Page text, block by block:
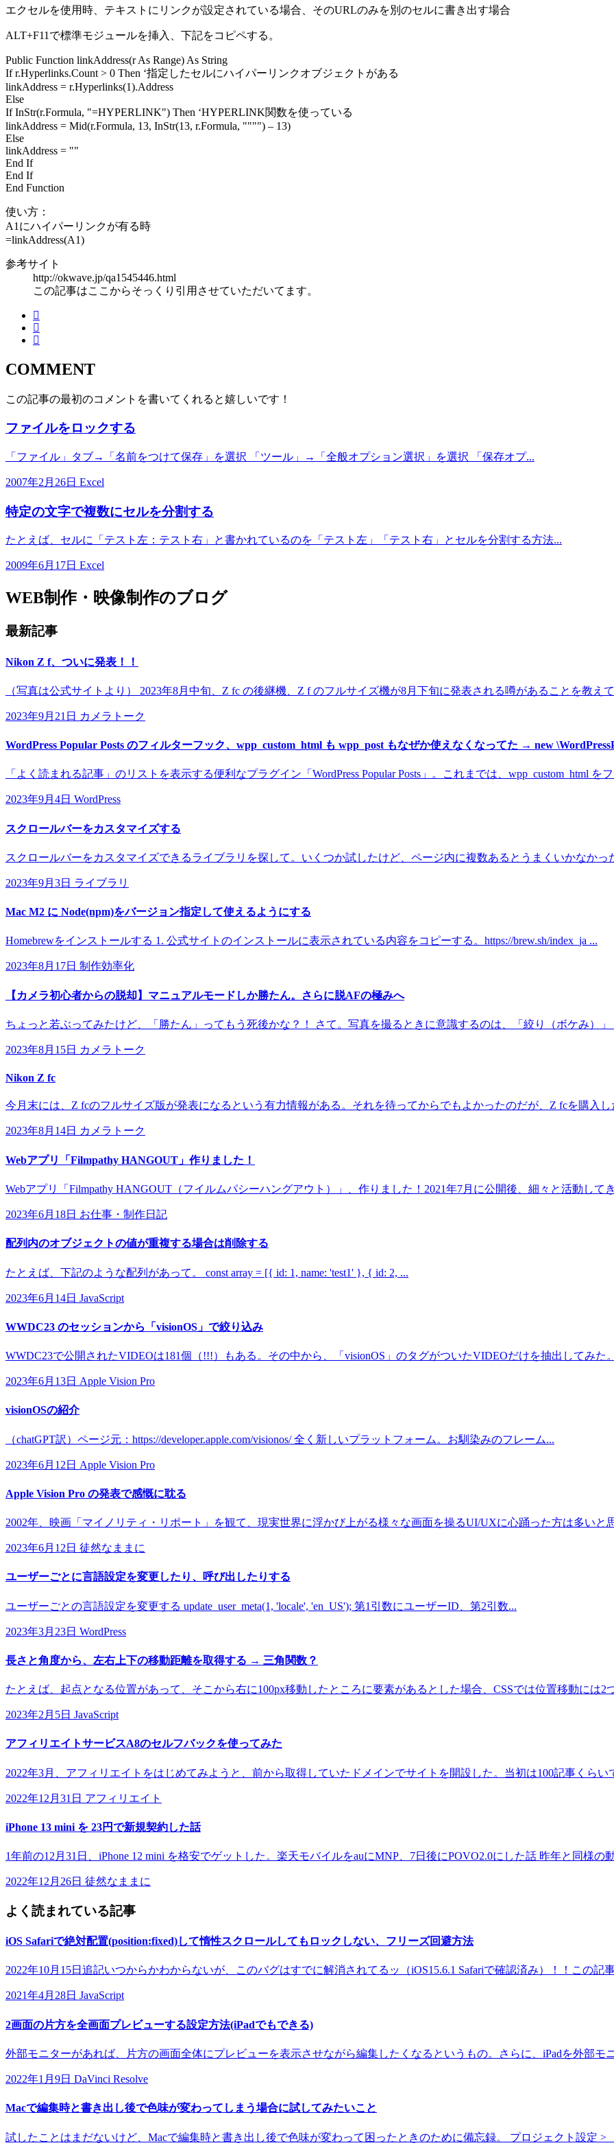
エクセルを使用時、テキストにリンクが設定されている場合、そのURLのみを別のセルに書き出す場合
ALT+F11で標準モジュールを挿入、下記をコピペする。
Public Function linkAddress(r As Range) As String
If r.Hyperlinks.Count > 0 Then ‘指定したセルにハイパーリンクオブジェクトがある
linkAddress = r.Hyperlinks(1).Address
Else
If InStr(r.Formula, "=HYPERLINK") Then ‘HYPERLINK関数を使っている
linkAddress = Mid(r.Formula, 13, InStr(13, r.Formula, """") – 13)
Else
linkAddress = ""
End If
End If
End Function
使い方：
A1にハイパーリンクが有る時
=linkAddress(A1)
参考サイト
http://okwave.jp/qa1545446.html
この記事はここからそっくり引用させていただいてます。
COMMENT
この記事の最初のコメントを書いてくれると嬉しいです！
ファイルをロックする
「ファイル」タブ→「名前をつけて保存」を選択 「ツール」→「全般オプション選択」を選択 「保存オプ...
2007年2月26日 Excel
特定の文字で複数にセルを分割する
たとえば、セルに「テスト左：テスト右」と書かれているのを「テスト左」「テスト右」とセルを分割する方法...
2009年6月17日 Excel
WEB制作・映像制作のブログ
最新記事
Nikon Z f、ついに発表！！
（写真は公式サイトより） 2023年8月中旬、Z fc の後継機、Z f のフルサイズ機が8月下旬に発表される噂があることを教え
2023年9月21日 カメラトーク
WordPress Popular Posts のフィルターフック、wpp_custom_html も wpp_post もなぜか使えなくなってた → new
「よく読まれる記事」のリストを表示する便利なプラグイン「WordPress Popular Posts」。これまでは、wpp_custom_html を
2023年9月4日 WordPress
スクロールバーをカスタマイズする
スクロールバーをカスタマイズできるライブラリを探して。いくつか試したけど、ページ内に複数あるとうまくいかなか
2023年9月3日 ライブラリ
Mac M2 に Node(npm)をバージョン指定して使えるようにする
Homebrewをインストールする 1. 公式サイトのインストールに表示されている内容をコピーする。https://brew.sh/index_ja ...
2023年8月17日 制作効率化
【カメラ初心者からの脱却】マニュアルモードしか勝たん。さらに脱AFの極みへ
ちょっと若ぶってみたけど、「勝たん」ってもう死後かな？！ さて。写真を撮るときに意識するのは、「絞り（ボケみ）
2023年8月15日 カメラトーク
Nikon Z fc
今月末には、Z fcのフルサイズ版が発表になるという有力情報がある。それを待ってからでもよかったのだが、Z fcを購入
2023年8月14日 カメラトーク
Webアプリ「Filmpathy HANGOUT」作りました！
Webアプリ「Filmpathy HANGOUT（フイルムパシーハングアウト）」、作りました！2021年7月に公開後、細々と活動して
2023年6月18日 お仕事・制作日記
配列内のオブジェクトの値が重複する場合は削除する
たとえば、下記のような配列があって。 const array = [{ id: 1, name: 'test1' }, { id: 2, ...
2023年6月14日 JavaScript
WWDC23 のセッションから「visionOS」で絞り込み
WWDC23で公開されたVIDEOは181個（!!!）もある。その中から、「visionOS」のタグがついたVIDEOだけを抽出してみた
2023年6月13日 Apple Vision Pro
visionOSの紹介
（chatGPT訳）ページ元：https://developer.apple.com/visionos/ 全く新しいプラットフォーム。お馴染みのフレーム...
2023年6月12日 Apple Vision Pro
Apple Vision Pro の発表で感慨に耽る
2002年、映画「マイノリティ・リポート」を観て、現実世界に浮かび上がる様々な画面を操るUI/UXに心踊った方は多いと
2023年6月12日 徒然なままに
ユーザーごとに言語設定を変更したり、呼び出したりする
ユーザーごとの言語設定を変更する update_user_meta(1, 'locale', 'en_US'); 第1引数にユーザーID、第2引数...
2023年3月23日 WordPress
長さと角度から、左右上下の移動距離を取得する → 三角関数？
たとえば、起点となる位置があって、そこから右に100px移動したところに要素があるとした場合、CSSでは位置移動には2
2023年2月5日 JavaScript
アフィリエイトサービスA8のセルフバックを使ってみた
2022年3月、アフィリエイトをはじめてみようと、前から取得していたドメインでサイトを開設した。当初は100記事くら
2022年12月31日 アフィリエイト
iPhone 13 mini を 23円で新規契約した話
1年前の12月31日、iPhone 12 mini を格安でゲットした。楽天モバイルをauにMNP、7日後にPOVO2.0にした話 昨年と同様の
2022年12月26日 徒然なままに
よく読まれている記事
iOS Safariで絶対配置(position:fixed)して惰性スクロールしてもロックしない、フリーズ回避方法
2022年10月15日追記いつからかわからないが、このバグはすでに解消されてるッ（iOS15.6.1 Safariで確認済み）！！この記
2021年4月28日 JavaScript
2画面の片方を全画面プレビューする設定方法(iPadでもできる)
外部モニターがあれば、片方の画面全体にプレビューを表示させながら編集したくなるというもの。さらに、iPadを外部モ
2022年1月9日 DaVinci Resolve
Macで編集時と書き出し後で色味が変わってしまう場合に試してみたいこと
試したことはまだないけど、Macで編集時と書き出し後で色味が変わって困ったときのために備忘録。 プロジェクト設定 >